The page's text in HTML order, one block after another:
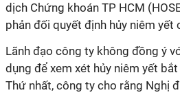
dịch Chứng khoán TP HCM
phản đối quyết định hủy niêm yết
Lãnh đạo công ty không đồng ý
dụng để xem xét hủy niêm yết
Thứ nhất, công ty cho rằng Nghị